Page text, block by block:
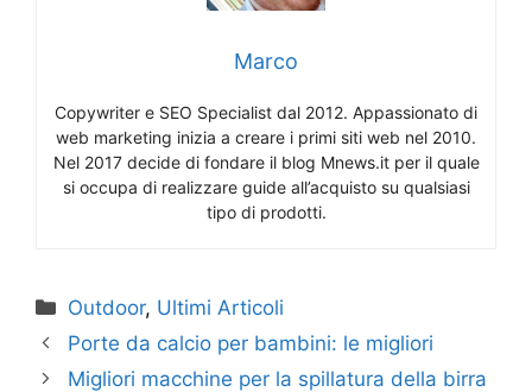
Marco
Copywriter e SEO Specialist dal 2012. Appassionato di
web marketing inizia a creare i primi siti web nel 2010.
Nel 2017 decide di fondare il blog Mnews.it per il quale
si occupa di realizzare guide all’acquisto su qualsiasi
tipo di prodotti.
Categorie
Outdoor, Ultimi Articoli
Porte da calcio per bambini: le migliori
Migliori macchine per la spillatura della birra